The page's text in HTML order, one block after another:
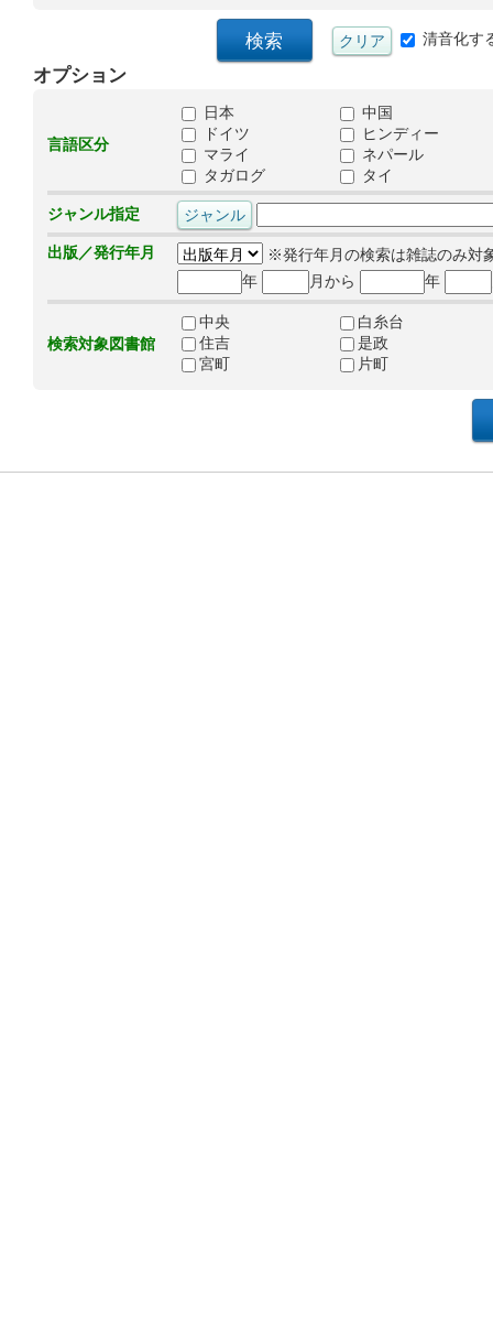
清音化す
オプション
言語区分
日本
中国
ドイツ
ヒンディー
マライ
ネパール
タガログ
タイ
ジャンル指定
出版／発行年月
※発行年月の検索は雑誌のみ対
年
月から 年
検索対象図書館
中央
白糸台
住吉
是政
宮町
片町